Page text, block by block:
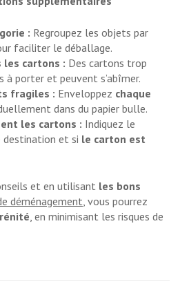
: Regroupez les objets par
faciliter le déballage.
les cartons : Des cartons trop
porter et peuvent s’abîmer.
fragiles : Enveloppez chaque
dans du papier bulle.
les cartons : Indiquez le
destination et si le carton est
et en utilisant les bons
déménagement , vous pourrez
, en minimisant les risques de